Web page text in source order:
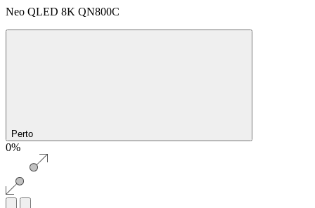
Neo QLED 8K QN800C
Perto
0%